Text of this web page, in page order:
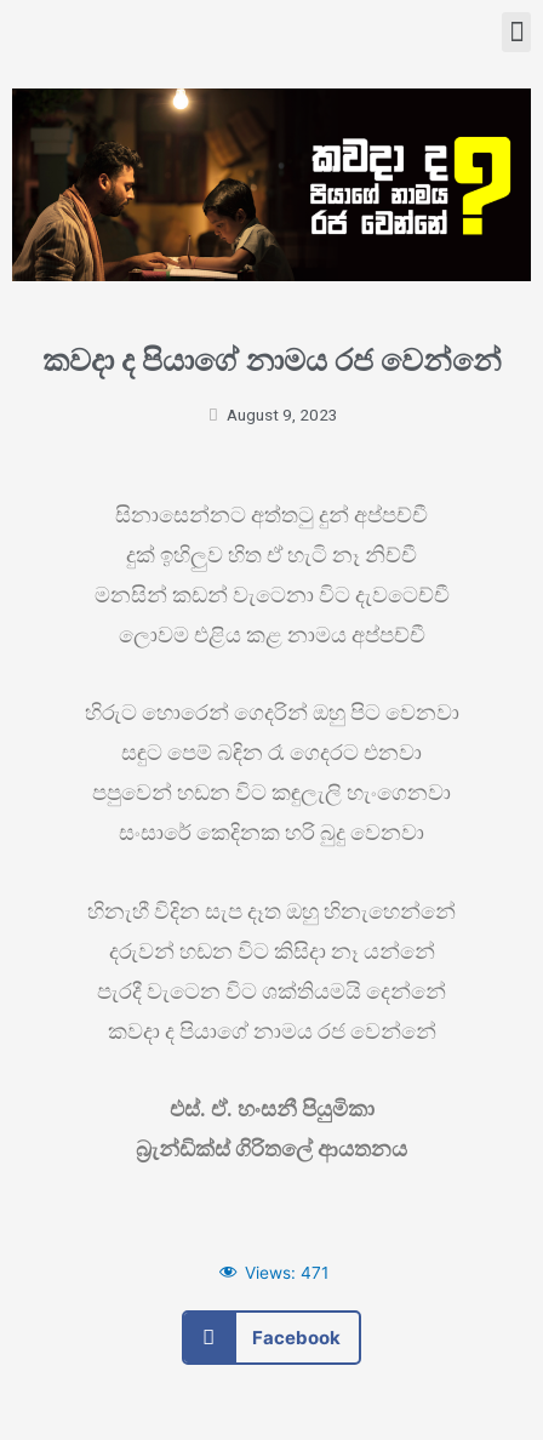
කවදා ද පියාගේ නාමය රජ වෙන්නේ
August 9, 2023
සිනාසෙන්නට අත්තටු දුන් අප්පච්චී
දුක් ඉහිලුව හිත ඒ හැටි නෑ නිච්චී
මනසින් කඩන් වැටෙනා විට දැවටෙච්චී
ලොවම එළිය කළ නාමය අප්පච්චී
හිරුට හොරෙන් ගෙදරින් ඔහු පිට වෙනවා
සඳුට පෙම් බඳින රෑ ගෙදරට එනවා
පපුවෙන් හඩන විට කඳුලැලි හැංගෙනවා
සංසාරේ කෙදිනක හරි බුදු වෙනවා
හිනැහී විදින සැප දෑත ඔහු හිනැහෙන්නේ
දරුවන් හඩන විට කිසිදා නෑ යන්නේ
පැරදී වැටෙන විට ශක්තියමයි දෙන්නේ
කවදා ද පියාගේ නාමය රජ වෙන්නේ
එස්. ඒ. හංසනී පියුමිකා
බ්‍රැන්ඩික්ස් ගිරිතලේ ආයතනය
Views: 471
Facebook